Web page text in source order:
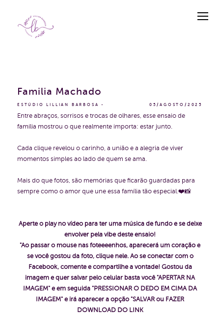
ESTÚDIO LILLIAN BARBOSA 05/AGOSTO/2025
Familia Machado
Entre abraços, sorrisos e trocas de olhares, esse ensaio de
família mostrou o que realmente importa: estar junto.
Cada clique revelou o carinho, a união e a alegria de viver
momentos simples ao lado de quem se ama.
Mais do que fotos, são memórias que ficarão guardadas para
sempre como o amor que une essa família tão especial.❤️📸
Aperte o play no vídeo para ter uma música de fundo e se deixe
envolver pela vibe deste ensaio!
"Ao passar o mouse nas foteeeenhos, aparecerá um coração e
se você gostou da foto, clique nele. Ao se conectar com o
Facebook, comente e compartilhe a vontade! Gostou da
imagem e quer salvar pelo celular basta você "APERTAR NA
IMAGEM" e em seguida "PRESSIONAR O DEDO EM CIMA DA
IMAGEM" e irá aparecer a opção "SALVAR ou FAZER
DOWNLOAD DO LINK